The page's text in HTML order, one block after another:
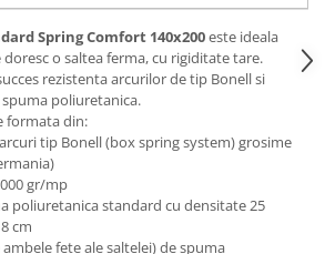
copii
dormitor
Spring Comfort 140x200este ideala
o saltea ferma, cu rigiditate tare.
rezistenta arcurilor de tip Bonell si
poliuretanica.
formata din:
tip Bonell (box spring system) grosime
gr/mp
poliuretanica standard cu densitate 25
cm
fete ale saltelei) de spuma